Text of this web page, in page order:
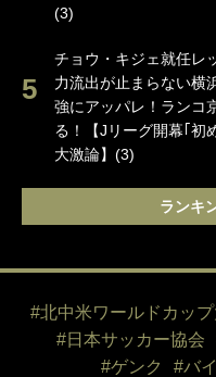
(3)
チョウ・キジェ就任レ
力流出が止まらない横
強にアッパレ！ランコ
る！【Jリーグ開幕｢初
大激論】(3)
ランキ
#北中米ワールドカッ
#日本サッカー協会
#ゲンク
#バ